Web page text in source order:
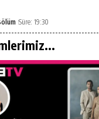
Süre: 19:30